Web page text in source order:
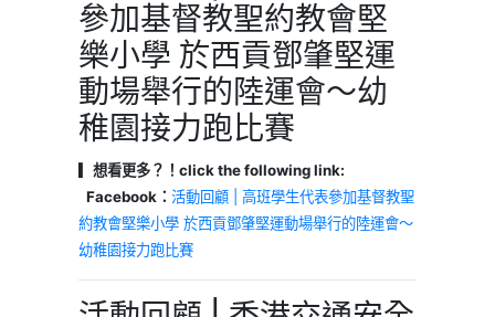
參加基督教聖約教會堅
樂小學 於西貢鄧肇堅運
動場舉行的陸運會～幼
稚園接力跑比賽
▎想看更多？！click the following link:
Facebook： 活動回顧 | 高班學生代表參加基督教聖
約教會堅樂小學 於西貢鄧肇堅運動場舉行的陸運會～
幼稚園接力跑比賽